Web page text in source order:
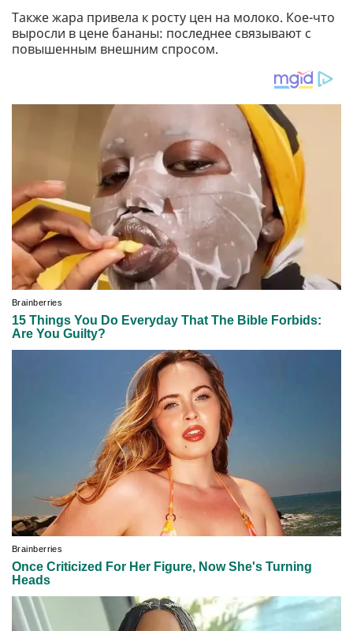
Также жара привела к росту цен на молоко. Кое-что
выросли в цене бананы: последнее связывают с
повышенным внешним спросом.